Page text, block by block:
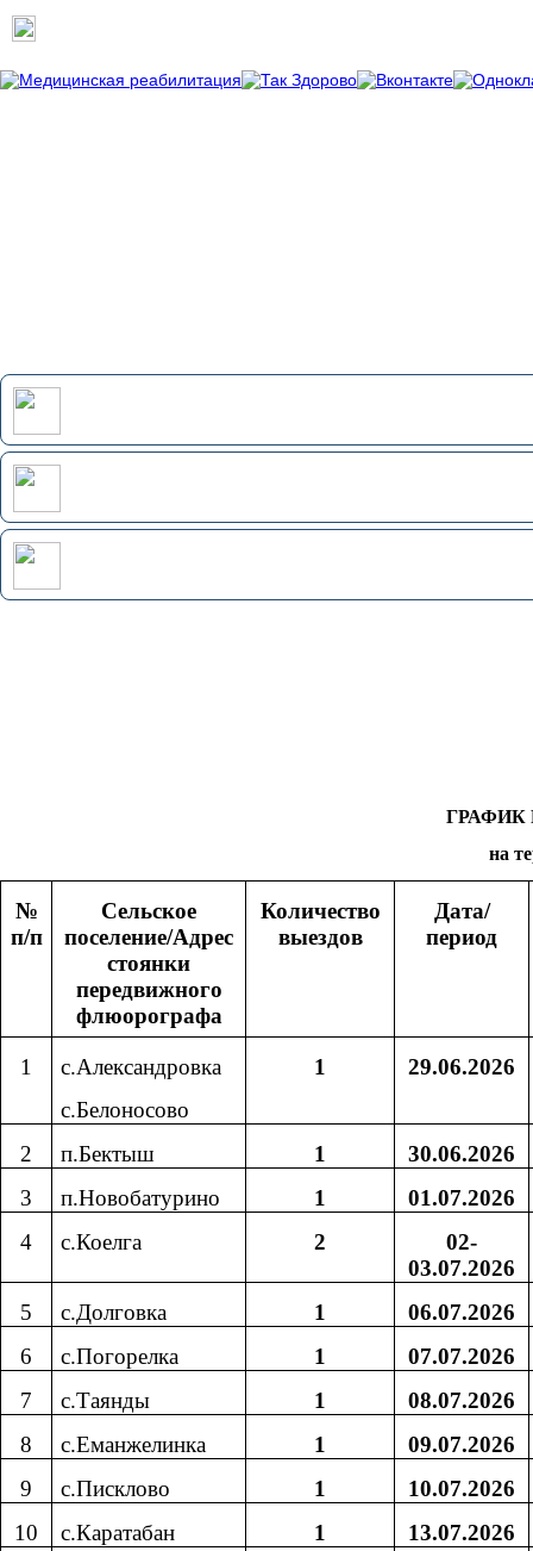
на
№
п/п
Сельское
поселение/Адрес
стоянки
передвижного
флюорографа
Количество
выездов
Дата/
период
1
с.Александровка
с.Белоносово
1 29.06.2026
2 п.Бектыш 1
30.06.2026
3
п.Новобатурино 1
01.07.2026
4
с.Коелга 2
02-
03.07.2026
5
с.Долговка 1
06.07.2026
6
с.Погорелка 1
07.07.2026
7
с.Таянды 1
08.07.2026
8
с.Еманжелинка 1
09.07.2026
9
с.Писклово 1
10.07.2026
10
с.Каратабан 1
13.07.2026